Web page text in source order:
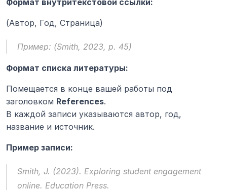
Формат внутритекстовой ссылки:
(Автор, Год, Страница)
Пример: (Smith, 2023, p. 45)
Формат списка литературы:
Помещается в конце вашей работы под
заголовком References.
В каждой записи указываются автор, год,
название и источник.
Пример записи:
Smith, J. (2023). Exploring student engagement
online. Education Press.